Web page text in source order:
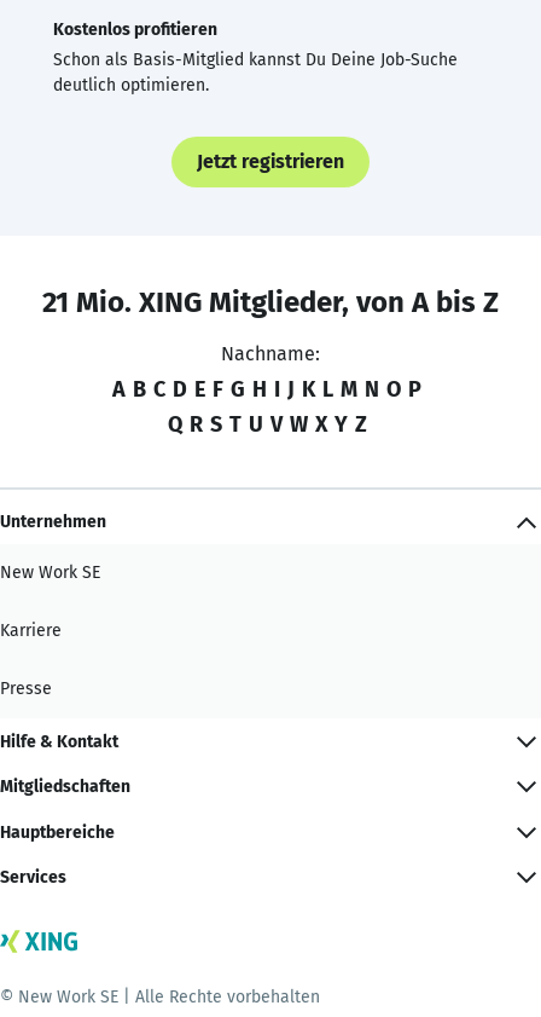
Kostenlos profitieren
Schon als Basis-Mitglied kannst Du Deine Job-Suche
deutlich optimieren.
Jetzt registrieren
21 Mio. XING Mitglieder, von A bis Z
Nachname:
A B C D E F G H I J K L M N O P
Q R S T U V W X Y Z
Unternehmen
New Work SE
Karriere
Presse
Hilfe & Kontakt
Mitgliedschaften
Hauptbereiche
Services
© New Work SE | Alle Rechte vorbehalten